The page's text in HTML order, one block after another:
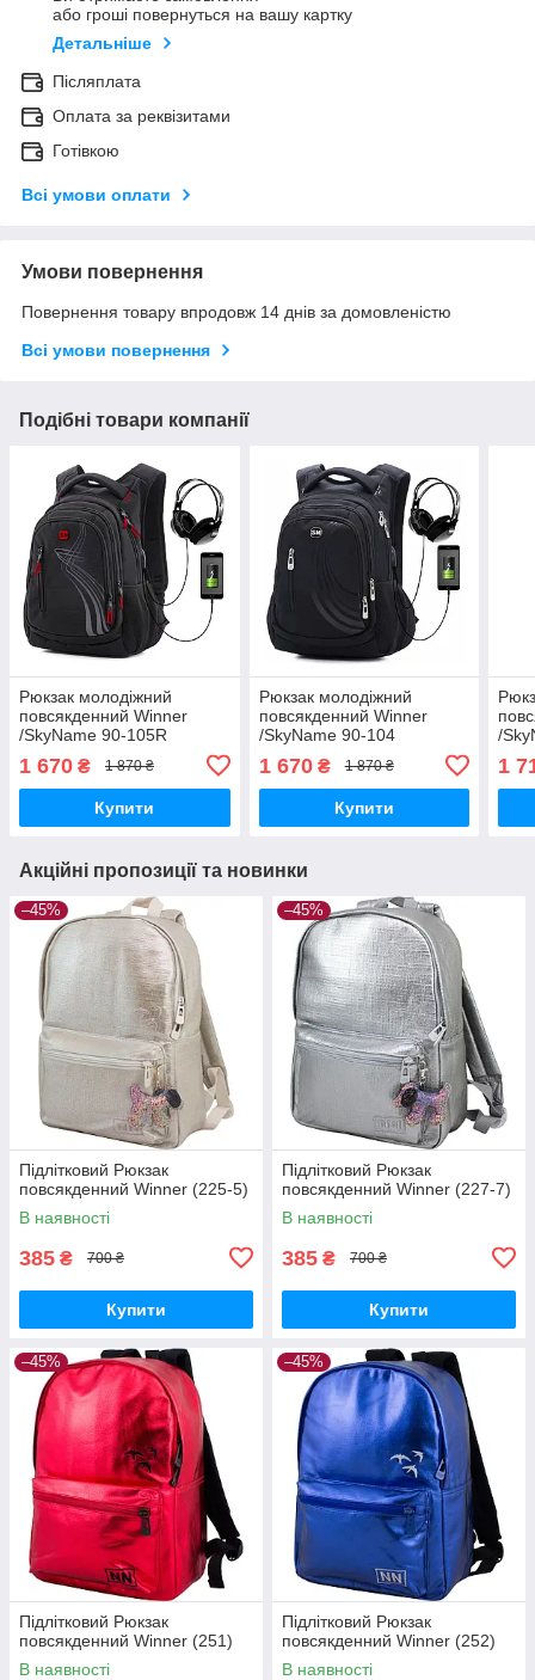
або гроші повернуться на вашу картку
Детальніше
Післяплата
Оплата за реквізитами
Готівкою
Всі умови оплати
Умови повернення
Повернення товару впродовж 14 днів за домовленістю
Всі умови повернення
Подібні товари компанії
Рюкзак молодіжний
повсякденний Winner
/SkyName 90-105R
1 670 ₴ 1 870 ₴
Купити
Рюкзак молодіжний
повсякденний Winner
/SkyName 90-104
1 670₴ 1 870 ₴
Купити
/
1
Акційні пропозиції та новинки
–45%
Підлітковий Рюкзак
повсякденний Winner (225-5)
В наявності
385 ₴ 700 ₴
Купити
–45%
Підлітковий Рюкзак
повсякденний Winner (227-7)
В наявності
385 ₴ 700 ₴
Купити
–45%
Підлітковий Рюкзак
повсякденний Winner (251)
В наявності
–45%
Підлітковий Рюкзак
повсякденний Winner (252)
В наявності